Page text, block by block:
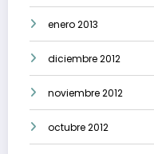
enero 2013
diciembre 2012
noviembre 2012
octubre 2012